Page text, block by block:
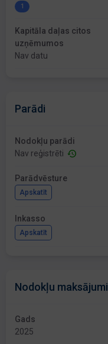
1
Kapitāla daļas citos
uzņēmumos
Nav datu
Parādi
Nodokļu parādi
Nav reģistrēti
Parādvēsture
Apskatīt
Inkasso
Apskatīt
Nodokļu maksājumi
Gads
2025